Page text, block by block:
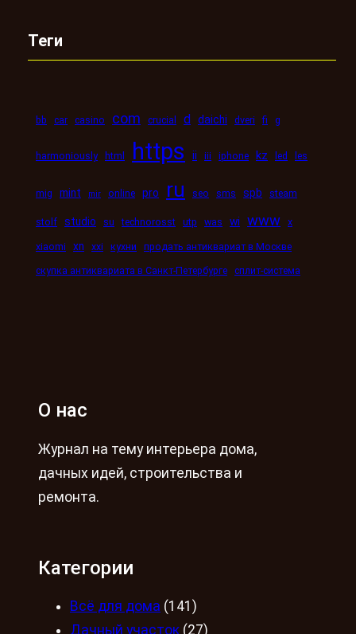
Теги
bb car casino com crucial d daichi dveri fi g
harmoniously html https ii iii iphone kz led les
mig mint mir online pro ru seo sms spb steam
stolf studio su technorosst utp was wi www x
xiaomi xn xxi кухни
продать антиквариат в Москве
скупка антиквариата в Санкт-Петербурге сплит-система
О нас
Журнал на тему интерьера дома,
дачных идей, строительства и
ремонта.
Категории
Всё для дома (141)
Дачный участок (27)